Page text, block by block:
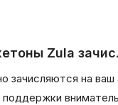
Zula
на